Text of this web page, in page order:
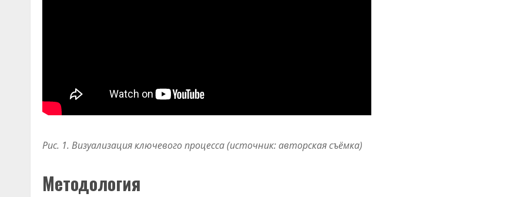
Рис. 1. Визуализация ключевого процесса (источник: авторская съёмка)
Методология